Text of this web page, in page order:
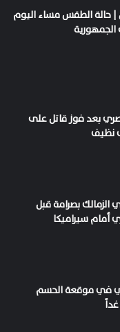
| حالة الطقس مساء اليوم
بعد فوز قاتل على
نظيف
الزمالك بصرامة قبل
سيراميكا
في موقعة الحسم